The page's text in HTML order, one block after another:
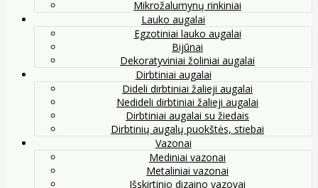
Mikrožalumynų rinkiniai
Lauko augalai
Egzotiniai lauko augalai
Bijūnai
Dekoratyviniai žoliniai augalai
Dirbtiniai augalai
Dideli dirbtiniai žalieji augalai
Nedideli dirbtiniai žalieji augalai
Dirbtiniai augalai su žiedais
Dirbtinių augalų puokštės, stiebai
Vazonai
Mediniai vazonai
Metaliniai vazonai
Išskirtinio dizaino vazovai